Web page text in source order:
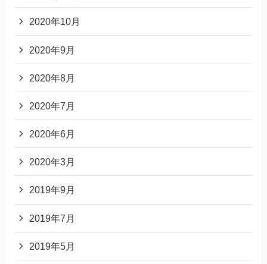
2020年10月
2020年9月
2020年8月
2020年7月
2020年6月
2020年3月
2019年9月
2019年7月
2019年5月